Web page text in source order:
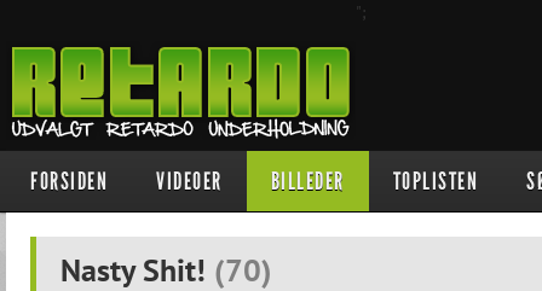
";
FORSIDEN VIDEOER BILLEDER TOPLISTEN
Nasty Shit! (70)